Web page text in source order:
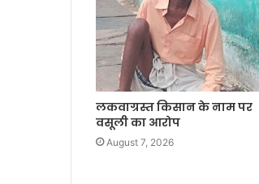
लकवाग्रस्त किसान के नाम पर
वसूली का आरोप
August 7, 2026